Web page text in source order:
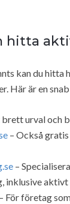
hitta
kan du
Här är en
brett urval och
– Också
–
inklusive
– För företag